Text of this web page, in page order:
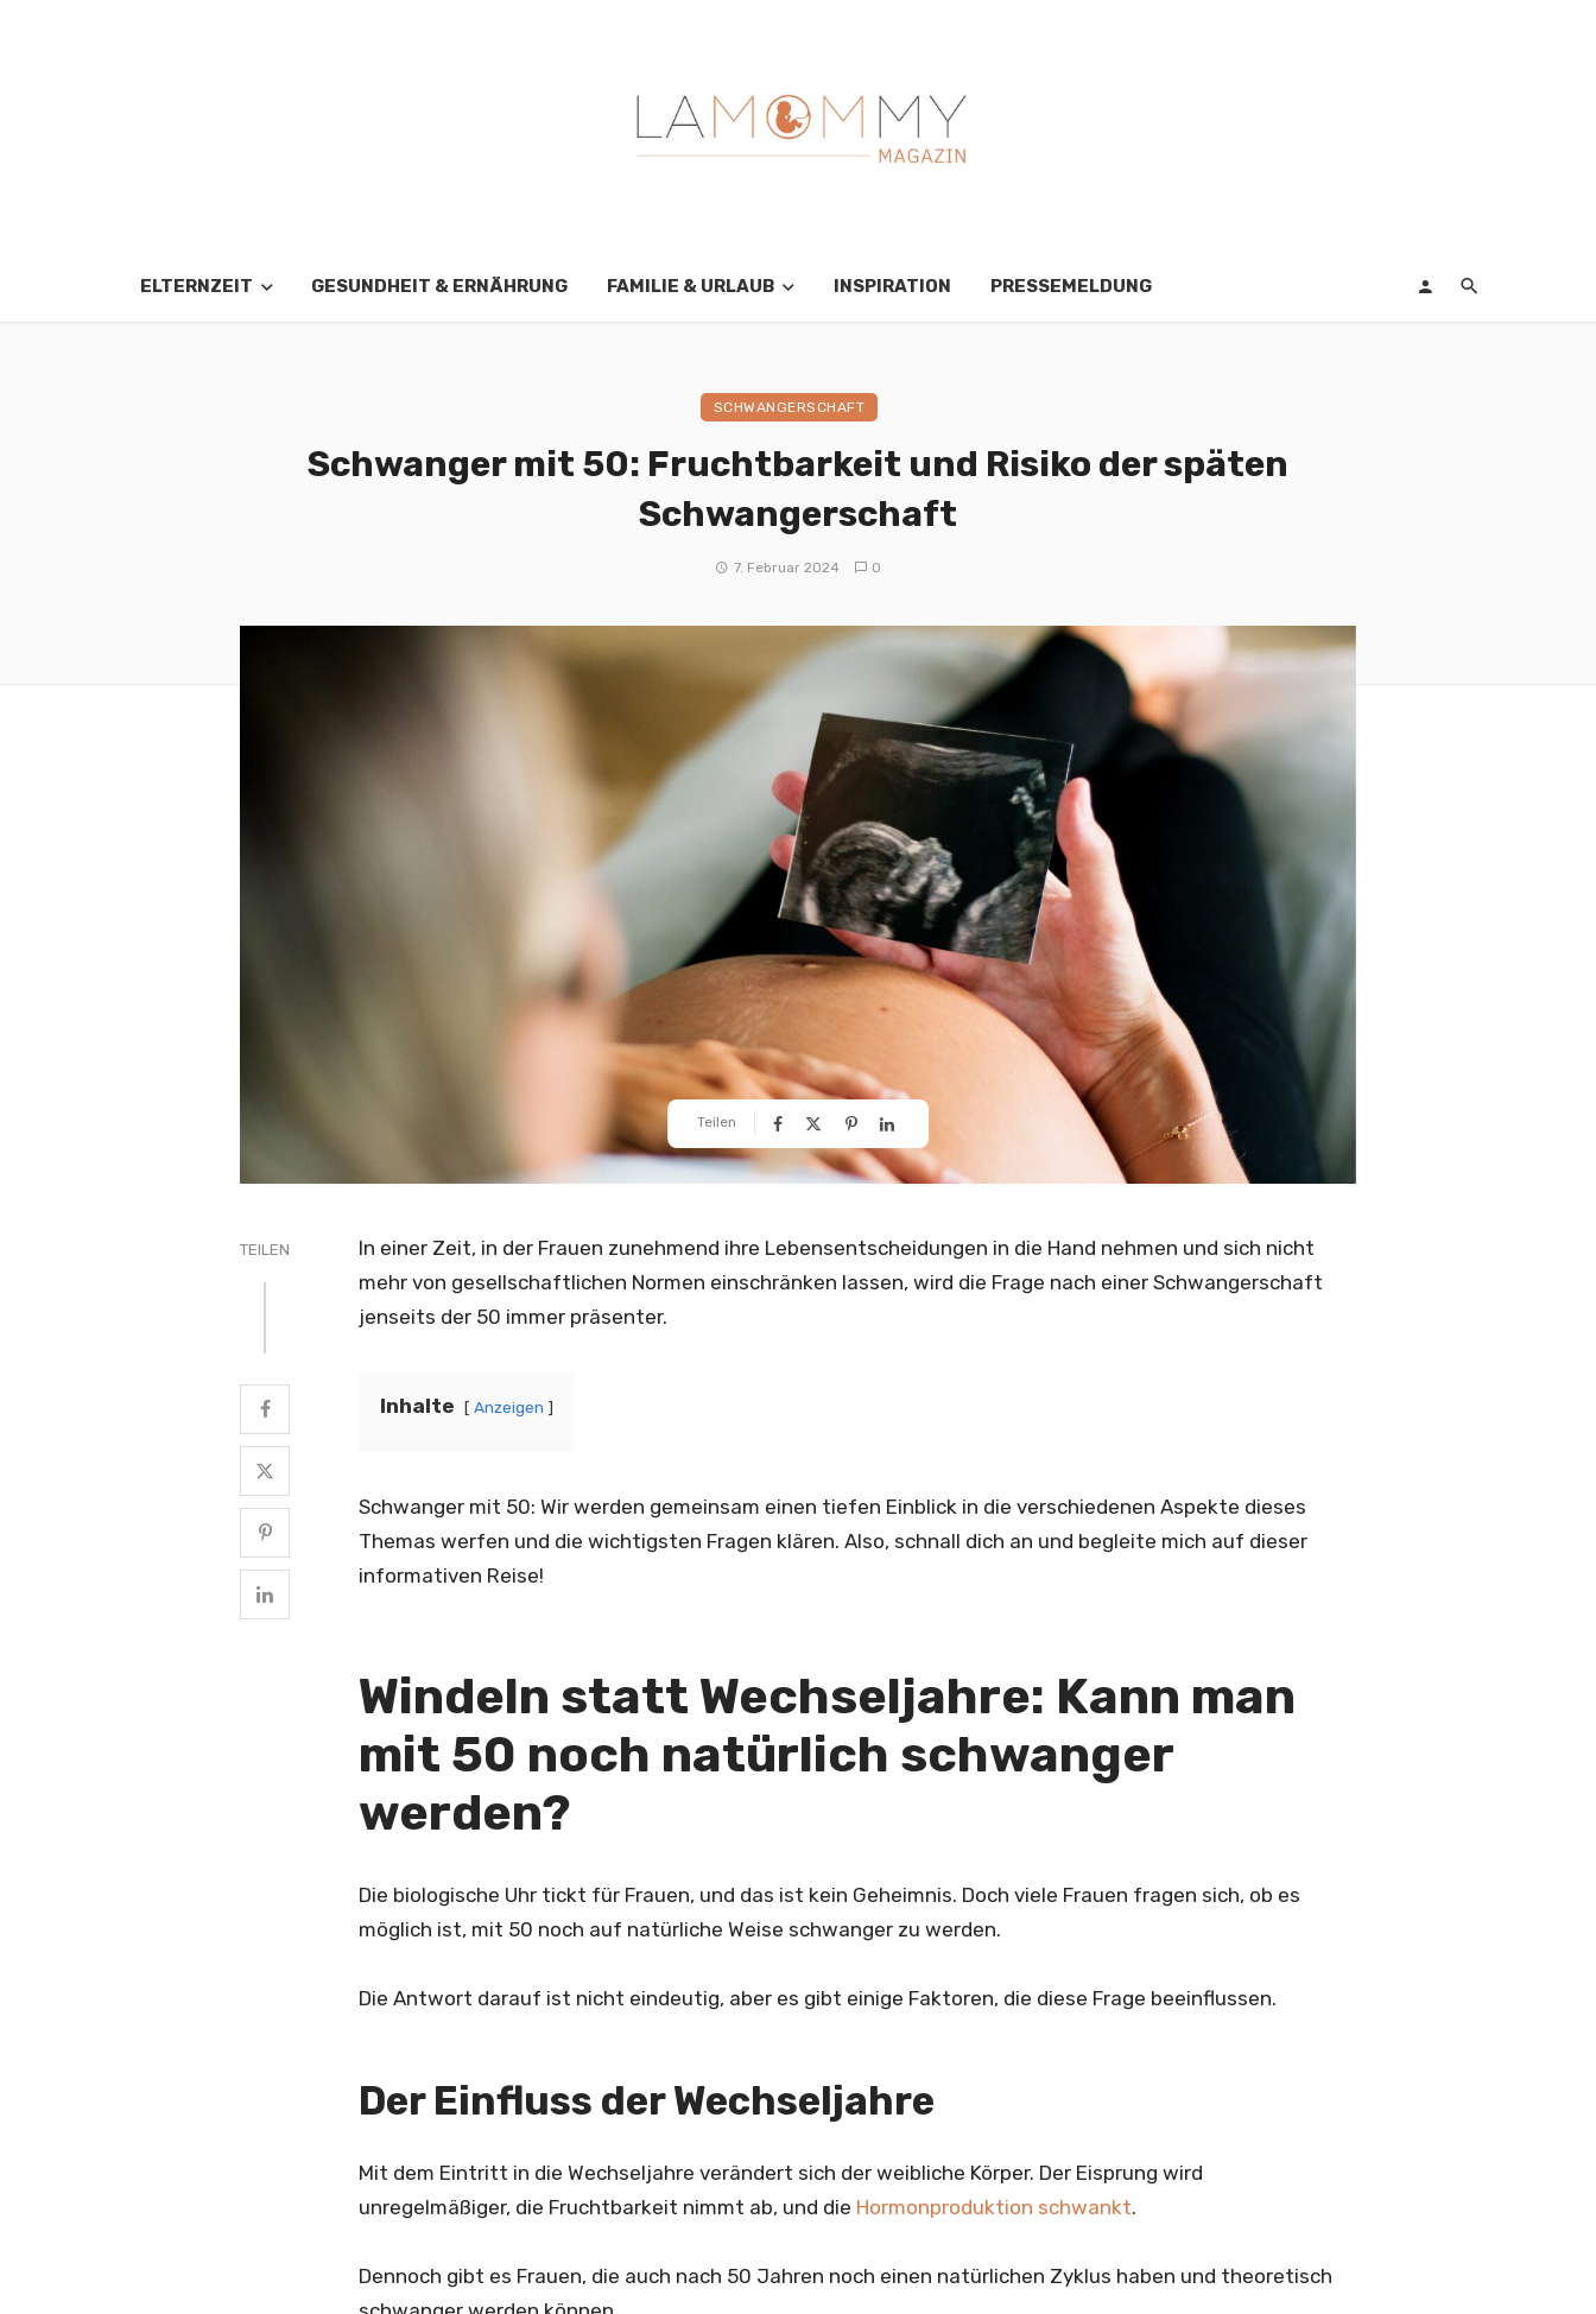
ELTERNZEIT GESUNDHEIT & ERNÄHRUNG FAMILIE & URLAUB INSPIRATION PRESSEMELDUNG
SCHWANGERSCHAFT
Schwanger mit 50: Fruchtbarkeit und Risiko der späten
Schwangerschaft
7. Februar 2024 0
Teilen
TEILEN
In einer Zeit, in der Frauen zunehmend ihre Lebensentscheidungen in die Hand nehmen und sich nicht
mehr von gesellschaftlichen Normen einschränken lassen, wird die Frage nach einer Schwangerschaft
jenseits der 50 immer präsenter.
Inhalte Anzeigen
Schwanger mit 50: Wir werden gemeinsam einen tiefen Einblick in die verschiedenen Aspekte dieses
Themas werfen und die wichtigsten Fragen klären. Also, schnall dich an und begleite mich auf dieser
informativen Reise!
Windeln statt Wechseljahre: Kann man
mit 50 noch natürlich schwanger
werden?
Die biologische Uhr tickt für Frauen, und das ist kein Geheimnis. Doch viele Frauen fragen sich, ob es
möglich ist, mit 50 noch auf natürliche Weise schwanger zu werden.
Die Antwort darauf ist nicht eindeutig, aber es gibt einige Faktoren, die diese Frage beeinflussen.
Der Einfluss der Wechseljahre
Mit dem Eintritt in die Wechseljahre verändert sich der weibliche Körper. Der Eisprung wird
unregelmäßiger, die Fruchtbarkeit nimmt ab, und die Hormonproduktion schwankt.
Dennoch gibt es Frauen, die auch nach 50 Jahren noch einen natürlichen Zyklus haben und theoretisch